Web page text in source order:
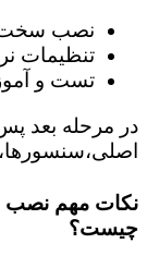
نصب سخت
تنظیمات
تست و
در مرحله بعد
نکات مهم نصب
چیست؟